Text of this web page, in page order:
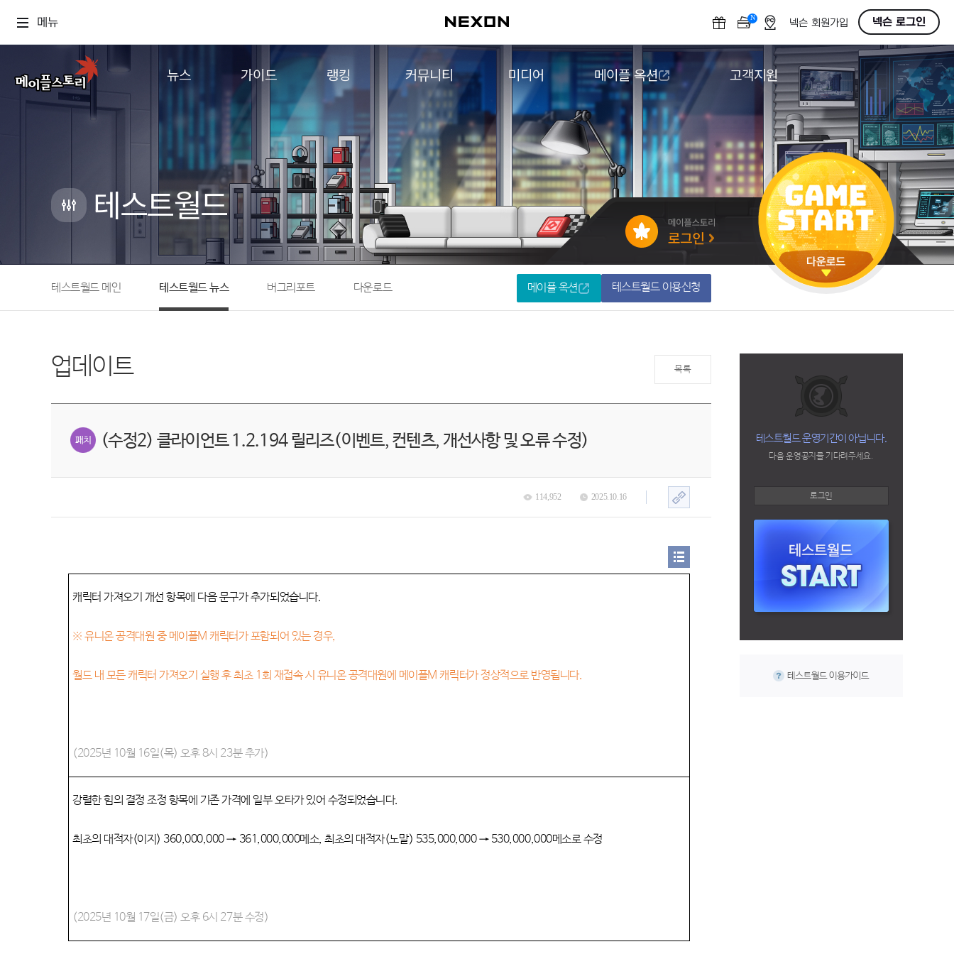
메뉴 N OFF넥슨 회원가입 넥슨 로그인
뉴스
업데이트
이벤트
메이플 알림판
with maple
가이드
게임정보
직업소개
확률형 아이템
NEXON NOW
추가정보
랭킹
컨텐츠 랭킹
커뮤니티
자유게시판
메이플 아트
메이플 코디
메이플스토리 파트너스
AI Style Finder
미니게임
커뮤니티 아카이브
미디어
영상
음악
아트웍
웹툰
메이플 옥션
메이플 옥션
고객지원
도움말/1:1문의
버그악용/불법프로그램 신고
게임 접근성
테스트월드
테스트월드 메인 테스트월드 뉴스 버그리포트 다운로드 메이플 옥션 테스트월드 이용신청
업데이트 목록
(수정2) 클라이언트 1.2.194 릴리즈(이벤트, 컨텐츠, 개선사항 및 오류 수정)
114,952 2025.10.16
캐릭터 가져오기 개선 항목에 다음 문구가 추가되었습니다.
※유니온 공격대원 중 메이플M 캐릭터가 포함되어 있는 경우,
월드 내 모든 캐릭터 가져오기 실행 후 최초 1회 재접속 시 유니온 공격대원에 메이플M 캐릭터가 정상적으로 반영됩니다.
(2025년 10월 16일(목) 오후 8시 23분 추가)
강렬한 힘의 결정 조정 항목에 기존 가격에 일부 오타가 있어 수정되었습니다.
최초의 대적자(이지) 360,000,000 → 361,000,000메소, 최초의 대적자(노말) 535,000,000→ 530,000,000메소로 수정
(2025년 10월 17일(금) 오후 6시 27분 수정)
테스트월드 운영기간이 아닙니다.
다음 운영공지를 기다려주세요.
로그인